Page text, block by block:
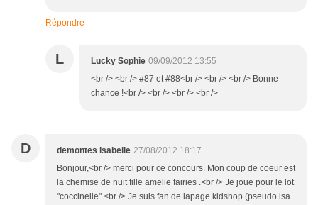
Répondre
L Lucky Sophie 09/09/2012 13:55
<br /> <br /> #87 et #88<br /> <br /> <br /> Bonne
chance !<br /> <br /> <br /> <br />
D demontes isabelle 27/08/2012 18:17
Bonjour,<br /> merci pour ce concours. Mon coup de coeur est
la chemise de nuit fille amelie fairies .<br /> Je joue pour le lot
"coccinelle".<br /> Je suis fan de lapage kidshop (pseudo isa